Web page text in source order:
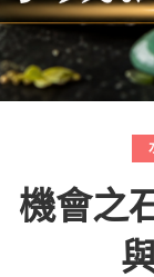
機會